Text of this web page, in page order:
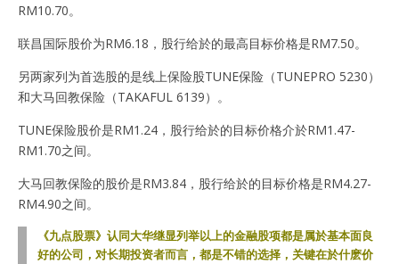
RM10.70。
联昌国际股价为RM6.18，股行给於的最高目标价格是RM7.50。
另两家列为首选股的是线上保险股TUNE保险（TUNEPRO 5230）
和大马回教保险（TAKAFUL 6139）。
TUNE保险股价是RM1.24，股行给於的目标价格介於RM1.47-
RM1.70之间。
大马回教保险的股价是RM3.84，股行给於的目标价格是RM4.27-
RM4.90之间。
《九点股票》认同大华继显列举以上的金融股项都是属於基本面良
好的公司，对长期投资者而言，都是不错的选择，关键在於什麽价